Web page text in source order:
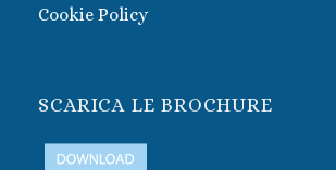
Cookie Policy
SCARICA LE BROCHURE